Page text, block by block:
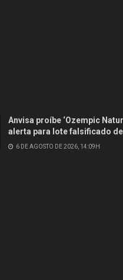
Anvisa proíbe ‘Ozempic
alerta para lote falsificado
6 DE AGOSTO DE 2026, 14:09H